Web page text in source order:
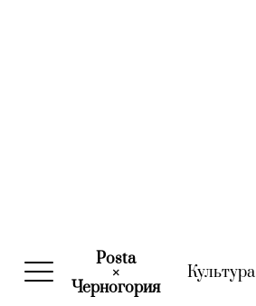
Posta
×
Черногория(current)
Культура